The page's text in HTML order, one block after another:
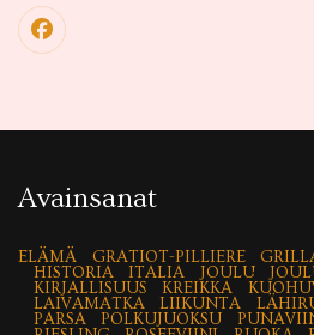
Avainsanat
ELÄMÄ GRATIOT-PILLIERE
HISTORIA
ITALIA JOULU
KIRJALLISUUS
KREIKKA
LAIVAMATKA
LIIKUNTA
PARSA
POLKUJUOKSU